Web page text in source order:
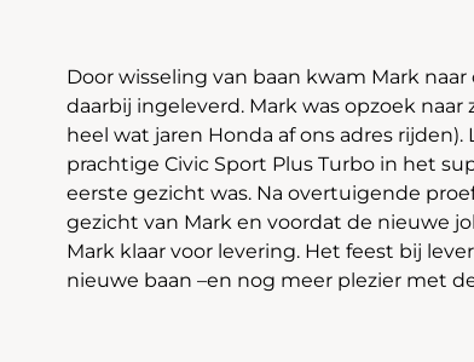
Door wisseling van baan kwam Mark
daarbij ingeleverd. Mark was opzoek naar
heel wat jaren Honda af ons adres
prachtige Civic Sport Plus Turbo in het
eerste gezicht was. Na overtuigende
gezicht van Mark en voordat de nieuwe
Mark klaar voor levering. Het feest bij
nieuwe baan –en nog meer plezier met